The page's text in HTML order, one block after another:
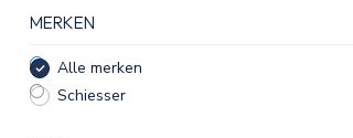
MERKEN
Alle merken
Schiesser